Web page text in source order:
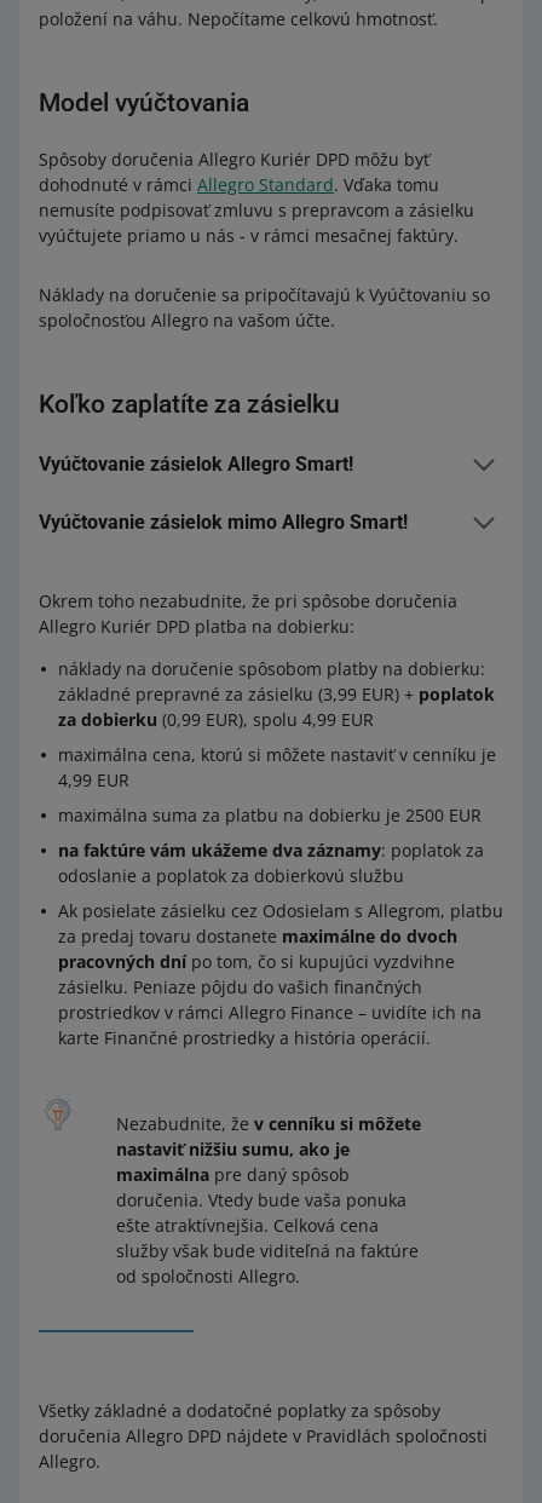
položení na váhu. Nepočítame celkovú hmotnosť.
Model vyúčtovania
Spôsoby doručenia Allegro Kuriér DPD môžu byť
dohodnuté v rámci Allegro Standard. Vďaka tomu
nemusíte podpisovať zmluvu s prepravcom a zásielku
vyúčtujete priamo u nás - v rámci mesačnej faktúry.
Náklady na doručenie sa pripočítavajú k Vyúčtovaniu so
spoločnosťou Allegro na vašom účte.
Koľko zaplatíte za zásielku
Vyúčtovanie zásielok Allegro Smart!
Suma, ktorú zaplatíte, závisí od hodnoty objednávky
od 6,90 do 10,39 EUR
od 10.40 do 14,99 EUR
Cena za zásielku 0,59 EUR
od 15 do 22,99 EUR
Cena za zásielku 0,89 EUR
od 23 do 34,49 EUR
Cena za zásielku 1,39 EUR
od 34,50 EUR
Ak chcete zaplatiť za zásielku Allegro Smart! pri spôsobe
Allegro Kuriér DPD platba na dobierku si pripočítame
0,99 EUR za dobierku.
Vyúčtovanie zásielok mimo Allegro Smart!
Náklady na doručenie zásielky
Allegro Výdajný box DPD
Náklady na doručenie zásielky
Allegro Výdajné miesto DPD
K poplatku za doručenie spôsobom
Allegro Kuriér DPD
platba na dobierku
si pripočítame 0,99 EUR za
dobierkovú službu.
Okrem toho nezabudnite, že pri spôsobe doručenia
Allegro Kuriér DPD platba na dobierku:
náklady na doručenie spôsobom platby na dobierku:
základné prepravné za zásielku (3,99 EUR) + poplatok
za dobierku (0,99 EUR), spolu 4,99 EUR
maximálna cena, ktorú si môžete nastaviť v cenníku je
4,99 EUR
maximálna suma za platbu na dobierku je 2500 EUR
na faktúre vám ukážeme dva záznamy: poplatok za
odoslanie a poplatok za dobierkovú službu
Ak posielate zásielku cez Odosielam s Allegrom, platbu
za predaj tovaru dostanete maximálne do dvoch
pracovných dnípo tom, čo si kupujúci vyzdvihne
zásielku. Peniaze pôjdu do vašich finančných
prostriedkov v rámci Allegro Finance – uvidíte ich na
karte Finančné prostriedky a história operácií.
Nezabudnite, že v cenníku si môžete
nastaviť nižšiu sumu, ako je
maximálna pre daný spôsob
doručenia. Vtedy bude vaša ponuka
ešte atraktívnejšia. Celková cena
služby však bude viditeľná na faktúre
od spoločnosti Allegro.
Všetky základné a dodatočné poplatky za spôsoby
doručenia Allegro DPD nájdete v Pravidlách spoločnosti
Allegro.